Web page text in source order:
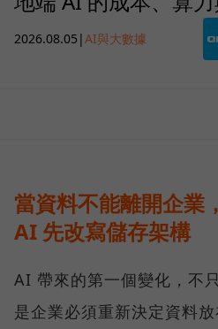
2026.08.05 |AI與大數據
當資料不能離開企業
AI 先改寫儲存架構
AI 帶來的第一個變化，不
是企業必須重新決定資料放